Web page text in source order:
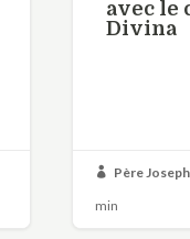
avec le
Divina
 Père
min